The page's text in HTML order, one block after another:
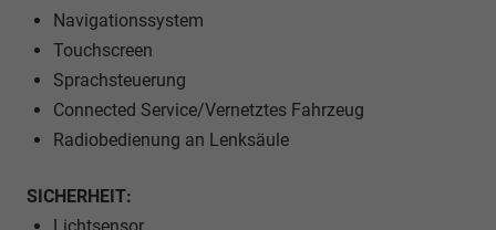
Navigationssystem
Touchscreen
Sprachsteuerung
Connected Service/Vernetztes Fahrzeug
Radiobedienung an Lenksäule
SICHERHEIT:
Lichtsensor